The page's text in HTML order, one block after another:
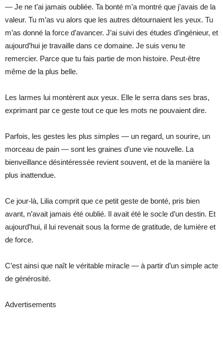
— Je ne t’ai jamais oubliée. Ta bonté m’a montré que j’avais de la
valeur. Tu m’as vu alors que les autres détournaient les yeux. Tu
m’as donné la force d’avancer. J’ai suivi des études d’ingénieur, et
aujourd’hui je travaille dans ce domaine. Je suis venu te
remercier. Parce que tu fais partie de mon histoire. Peut-être
même de la plus belle.
Les larmes lui montèrent aux yeux. Elle le serra dans ses bras,
exprimant par ce geste tout ce que les mots ne pouvaient dire.
Parfois, les gestes les plus simples — un regard, un sourire, un
morceau de pain — sont les graines d’une vie nouvelle. La
bienveillance désintéressée revient souvent, et de la manière la
plus inattendue.
Ce jour-là, Lilia comprit que ce petit geste de bonté, pris bien
avant, n’avait jamais été oublié. Il avait été le socle d’un destin. Et
aujourd’hui, il lui revenait sous la forme de gratitude, de lumière et
de force.
C’est ainsi que naît le véritable miracle — à partir d’un simple acte
de générosité.
Advertisements